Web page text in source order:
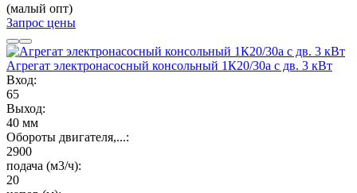
(малый опт)
Запрос цены
Агрегат электронасосный консольный 1К20/30а с дв. 3 кВт
Вход:
65
Выход:
40 мм
Обороты двигателя,...:
2900
подача (м3/ч):
20